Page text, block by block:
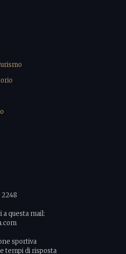
2248
questa mail:
sportiva
tempi di risposta